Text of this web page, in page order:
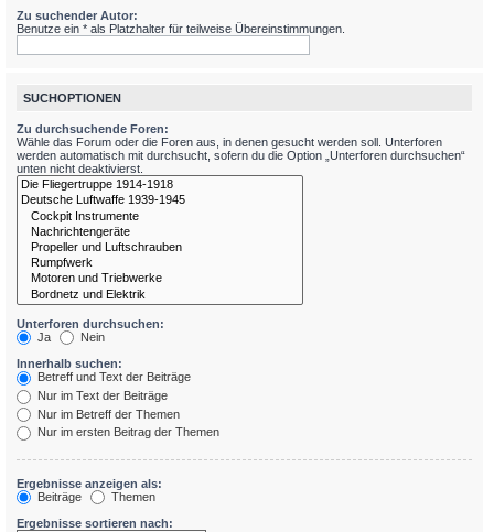
Zu suchender Autor:
Benutze ein * als Platzhalter für teilweise Übereinstimmungen.
SUCHOPTIONEN
Zu durchsuchende Foren:
Wähle das Forum oder die Foren aus, in denen gesucht werden soll. Unterforen
werden automatisch mit durchsucht, sofern du die Option „Unterforen durchsuchen“
unten nicht deaktivierst.
Unterforen durchsuchen:
Ja
Nein
Innerhalb suchen:
Betreff und Text der Beiträge
Nur im Text der Beiträge
Nur im Betreff der Themen
Nur im ersten Beitrag der Themen
Ergebnisse anzeigen als:
Beiträge
Themen
Ergebnisse sortieren nach: